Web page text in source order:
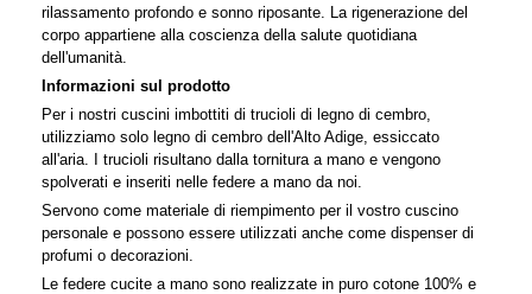
rilassamento profondo e sonno riposante. La rigenerazione del
corpo appartiene alla coscienza della salute quotidiana
dell'umanità.
Informazioni sul prodotto
Per i nostri cuscini imbottiti di trucioli di legno di cembro,
utilizziamo solo legno di cembro dell'Alto Adige, essiccato
all'aria. I trucioli risultano dalla tornitura a mano e vengono
spolverati e inseriti nelle federe a mano da noi.
Servono come materiale di riempimento per il vostro cuscino
personale e possono essere utilizzati anche come dispenser di
profumi o decorazioni.
Le federe cucite a mano sono realizzate in puro cotone 100% e